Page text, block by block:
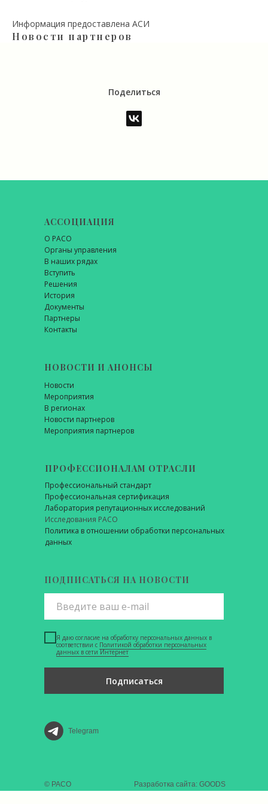
Информация предоставлена АСИ
Новости партнеров
Поделиться
АССОЦИАЦИЯ
О РАСО
Органы управления
В наших рядах
Вступить
Решения
История
Документы
Партнеры
Контакты
НОВОСТИ И АНОНСЫ
Новости
Мероприятия
В регионах
Новости партнеров
Мероприятия партнеров
ПРОФЕССИОНАЛАМ ОТРАСЛИ
Профессиональный стандарт
Профессиональная сертификация
Лаборатория репутационных исследований
Исследования РАСО
Политика в отношении обработки персональных
данных
© РАСО
Я даю согласие на обработку персональных данных в
соответствии с Политикой обработки персональных
данных в сети Интернет
Подписаться
Telegram
Разработка сайта: GOODS
ПОДПИСАТЬСЯ НА НОВОСТИ